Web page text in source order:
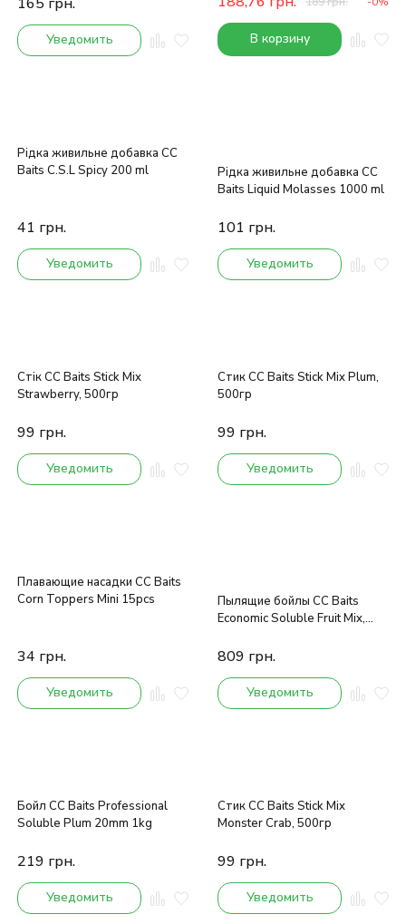
Уведомить В корзину
Рідка живильне добавка CC
Baits C.S.L Spicy 200 ml
41 грн.
Уведомить
Рідка живильне добавка CC
Baits Liquid Molasses 1000 ml
101 грн.
Уведомить
Стік CC Baits Stick Mix
Strawberry, 500гр
99 грн.
Уведомить
Стик CC Baits Stick Mix Plum,
500гр
99 грн.
Уведомить
Плавающие насадки CC Baits
Corn Toppers Mini 15pcs
34 грн.
Уведомить
Пылящие бойлы CC Baits
Economic Soluble Fruit Mix,
809 грн.
Уведомить
Бойл CC Baits Professional
Soluble Plum 20mm 1kg
219 грн.
Уведомить
Стик CC Baits Stick Mix
Monster Crab, 500гр
99 грн.
Уведомить